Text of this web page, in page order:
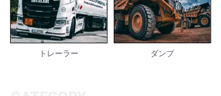
トレーラー ダンプ